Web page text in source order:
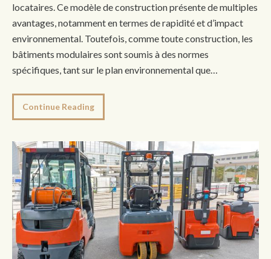
locataires. Ce modèle de construction présente de multiples
avantages, notamment en termes de rapidité et d’impact
environnemental. Toutefois, comme toute construction, les
bâtiments modulaires sont soumis à des normes
spécifiques, tant sur le plan environnemental que…
Continue Reading